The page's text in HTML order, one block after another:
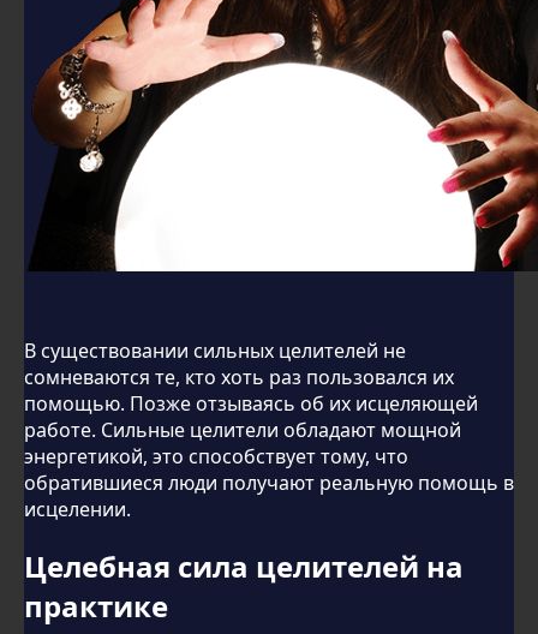
В существовании сильных целителей не
сомневаются те, кто хоть раз пользовался их
помощью. Позже отзываясь об их исцеляющей
работе. Сильные целители обладают мощной
энергетикой, это способствует тому, что
обратившиеся люди получают реальную помощь в
исцелении.
Целебная сила целителей на
практике